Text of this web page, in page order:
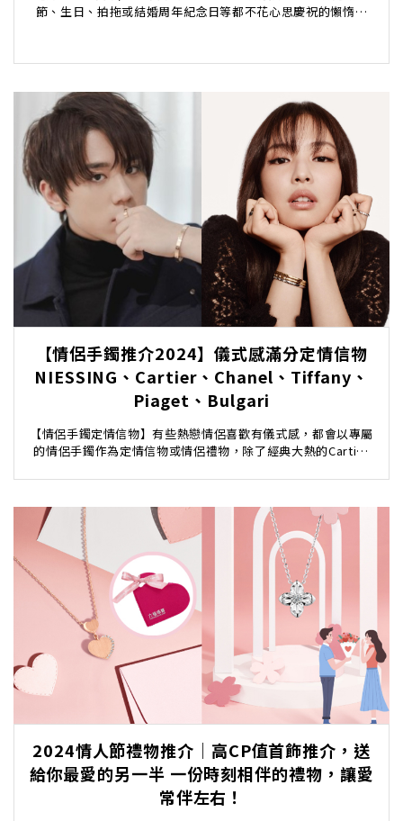
節、生日、拍拖或結婚周年紀念日等都不花心思慶祝的懶惰男
【情侶手鐲推介2024】儀式感滿分定情信物
NIESSING、Cartier、Chanel、Tiffany、
Piaget、Bulgari
【情侶手鐲定情信物】有些熱戀情侶喜歡有儀式感，都會以專屬
的情侶手鐲作為定情信物或情侶禮物，除了經典大熱的Cartier
2024情人節禮物推介｜高CP值首飾推介，送
給你最愛的另一半 一份時刻相伴的禮物，讓愛
常伴左右！